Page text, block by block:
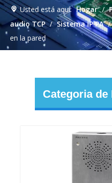
Usted está aquí: Hogar /
audio TCP / Sistema IP PA /
en la pared
Categoria